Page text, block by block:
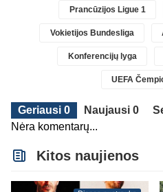
Prancūzijos Ligue 1
Vokietijos Bundesliga
Konferencijų lyga
UEFA
Geriausi 0 Naujausi 0
Nėra komentarų...
Kitos naujienos